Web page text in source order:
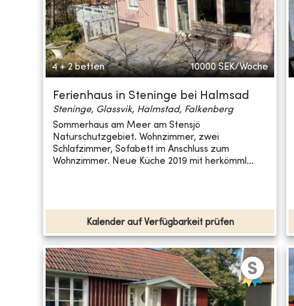
4 + 2 betten 10000 SEK/Woche
Ferienhaus in Steninge bei Halmsad
Steninge, Glassvik, Halmstad, Falkenberg
Sommerhaus am Meer am Stensjö
Naturschutzgebiet. Wohnzimmer, zwei
Schlafzimmer, Sofabett im Anschluss zum
Wohnzimmer. Neue Küche 2019 mit herkömml...
Kalender auf Verfügbarkeit prüfen